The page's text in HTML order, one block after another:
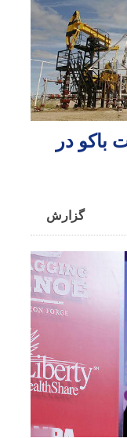
در
گزارش